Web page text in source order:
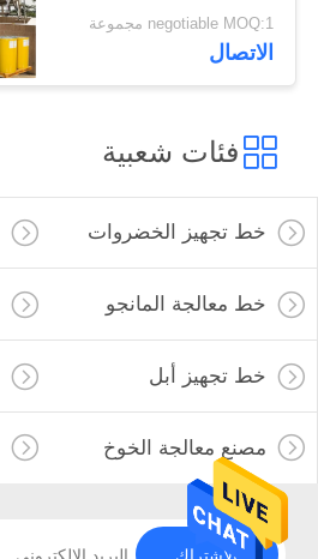
Service
negotiable MOQ:1 مجموعة
الاتصال
فئات شعبية
خط تجهيز الخضروات
خط معالجة المانجو
خط تجهيز أبل
مصنع معالجة الخوخ
الاشتراك